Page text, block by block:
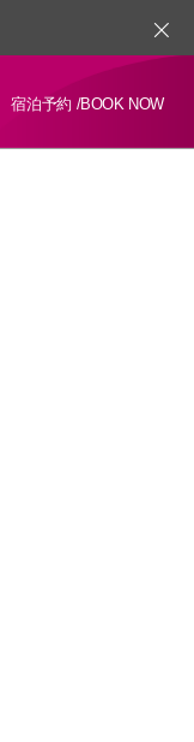
宿泊予約 /BOOK NOW